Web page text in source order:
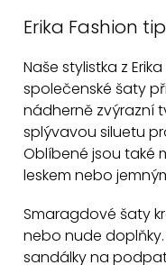
Erika Fashion
Naše stylistka z
společenské šaty
nádherně zvýrazní
splývavou siluetu
Oblíbené jsou také
leskem nebo
Smaragdové šaty
nebo nude
sandálky na